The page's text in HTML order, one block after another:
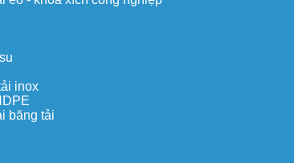
inox
băng tải